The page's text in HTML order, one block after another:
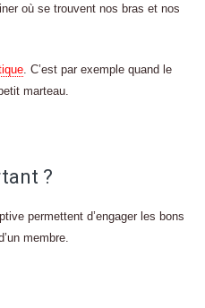
où se trouvent nos bras et nos
. C’est par exemple quand le
marteau.
?
permettent d’engager les bons
membre.